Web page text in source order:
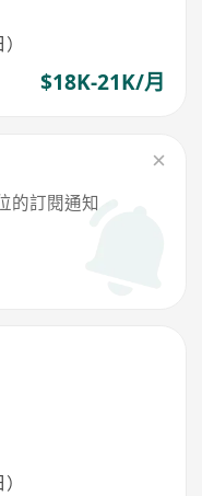
$18K-21K/月
的訂閱通知